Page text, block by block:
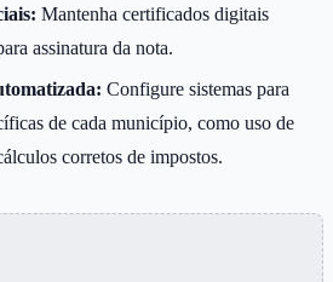
Mantenha certificados digitais
assinatura da nota.
Configure sistemas para
de cada município, como uso de
corretos de impostos.